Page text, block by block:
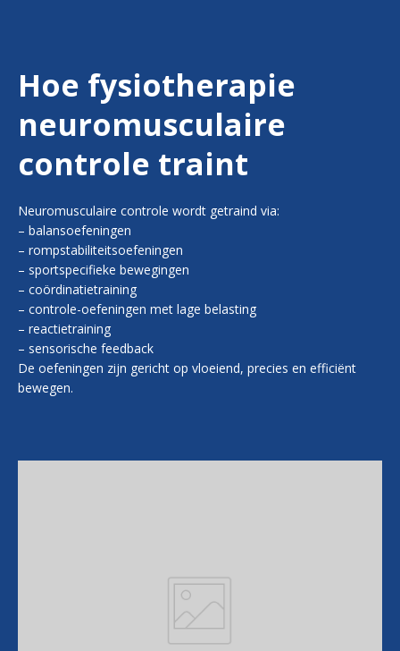
Hoe fysiotherapie
neuromusculaire
controle traint
Neuromusculaire controle wordt getraind via:
– balansoefeningen
– rompstabiliteitsoefeningen
– sportspecifieke bewegingen
– coördinatietraining
– controle-oefeningen met lage belasting
– reactietraining
– sensorische feedback
De oefeningen zijn gericht op vloeiend, precies en efficiënt
bewegen.